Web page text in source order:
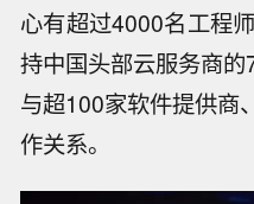
心有超过4000名工程
持中国头部云服务商
与超100家软件提供商
作关系。